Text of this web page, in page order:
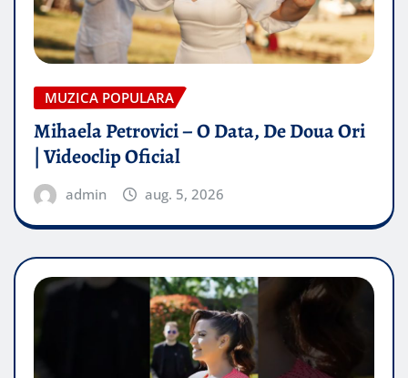
MUZICA POPULARA
Mihaela Petrovici – O Data, De Doua Ori
| Videoclip Oficial
admin aug. 5, 2026